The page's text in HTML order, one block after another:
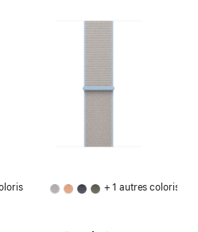
+ 1 autres coloris